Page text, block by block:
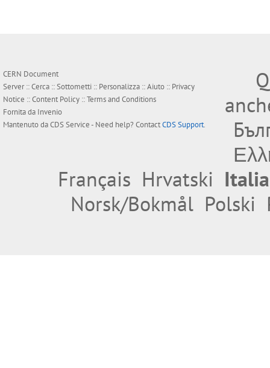
CERN Document
Server ::Cerca ::Sottometti :: Personalizza ::Aiuto :: Privacy
Notice ::Content Policy ::Terms and Conditions
Fornita da Invenio
Mantenuto daCDS Service- Need help? ContactCDS Support.
Français Hrvatski
Norsk/Bokmål Polski